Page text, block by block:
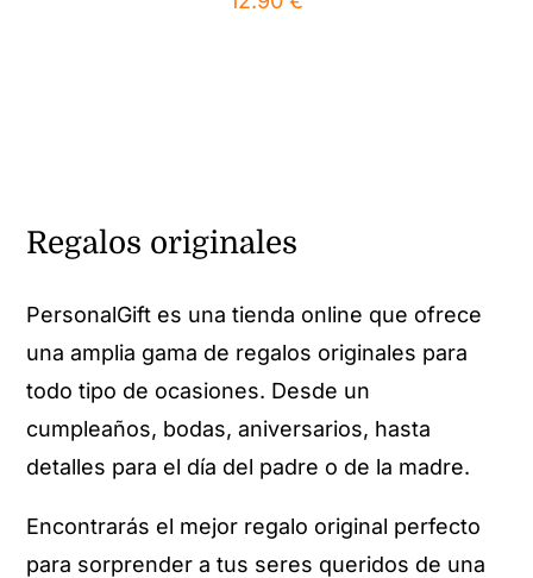
Regalos originales
PersonalGift es una tienda online que ofrece
una amplia gama de regalos originales para
todo tipo de ocasiones. Desde un
cumpleaños, bodas, aniversarios, hasta
detalles para el día del padre o de la madre.
Encontrarás el mejor regalo original perfecto
para sorprender a tus seres queridos de una